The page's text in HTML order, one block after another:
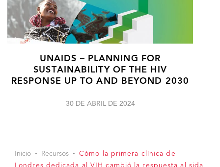
UNAIDS – PLANNING FOR
SUSTAINABILITY OF THE HIV
RESPONSE UP TO AND BEYOND 2030
30 DE ABRIL DE 2024
Inicio Recursos
Cómo la primera clínica de